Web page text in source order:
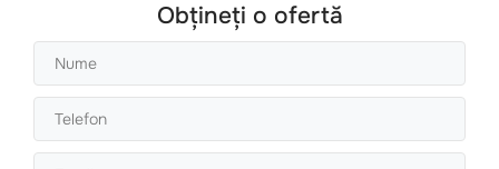
Obțineți o ofertă